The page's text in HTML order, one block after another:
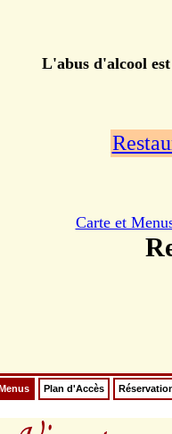
L'abus d'alcool
Carte et
Plan d'Accès